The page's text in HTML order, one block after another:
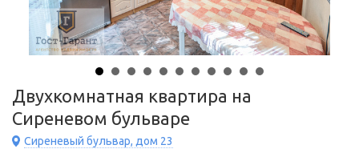
Двухкомнатная квартира на
Сиреневом бульваре
Сиреневый бульвар, дом 23